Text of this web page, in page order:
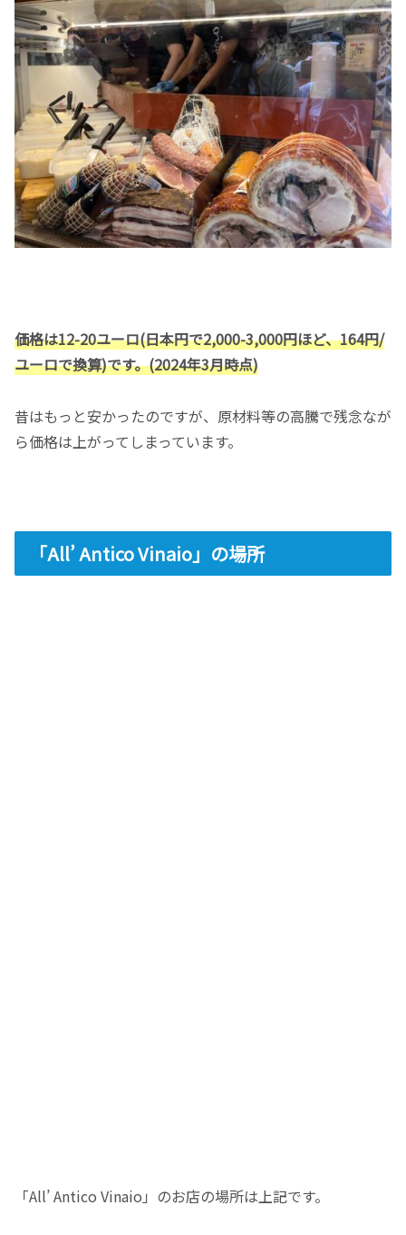
価格は12-20ユーロ(日本円で2,000-3,000円ほど、164円/
ユーロで換算)です。(2024年3月時点)
昔はもっと安かったのですが、原材料等の高騰で残念なが
ら価格は上がってしまっています。
「All’ Antico Vinaio」の場所
「All’ Antico Vinaio」のお店の場所は上記です。